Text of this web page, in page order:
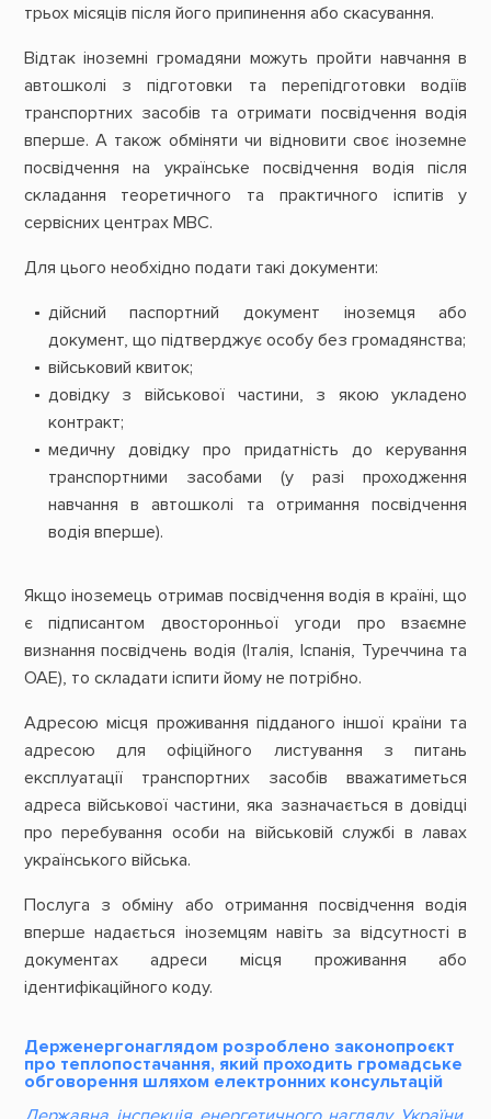
трьох місяців після його припинення або скасування.
Відтак іноземні громадяни можуть пройти навчання в
автошколі з підготовки та перепідготовки водіїв
транспортних засобів та отримати посвідчення водія
вперше. А також обміняти чи відновити своє іноземне
посвідчення на українське посвідчення водія після
складання теоретичного та практичного іспитів у
сервісних центрах МВС.
Для цього необхідно подати такі документи:
дійсний паспортний документ іноземця або
документ, що підтверджує особу без громадянства;
військовий квиток;
довідку з військової частини, з якою укладено
контракт;
медичну довідку про придатність до керування
транспортними засобами (у разі проходження
навчання в автошколі та отримання посвідчення
водія вперше).
Якщо іноземець отримав посвідчення водія в країні, що
є підписантом двосторонньої угоди про взаємне
визнання посвідчень водія (Італія, Іспанія, Туреччина та
ОАЕ), то складати іспити йому не потрібно.
Адресою місця проживання підданого іншої країни та
адресою для офіційного листування з питань
експлуатації транспортних засобів вважатиметься
адреса військової частини, яка зазначається в довідці
про перебування особи на військовій службі в лавах
українського війська.
Послуга з обміну або отримання посвідчення водія
вперше надається іноземцям навіть за відсутності в
документах адреси місця проживання або
ідентифікаційного коду.
Держенергонаглядом розроблено законопроєкт
про теплопостачання, який проходить громадське
обговорення шляхом електронних консультацій